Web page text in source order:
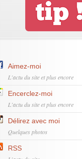
Aimez-moi
L'actu du site et plus encore
Encerclez-moi
L'actu du site et plus encore
Délirez avec moi
Quelques photos
RSS